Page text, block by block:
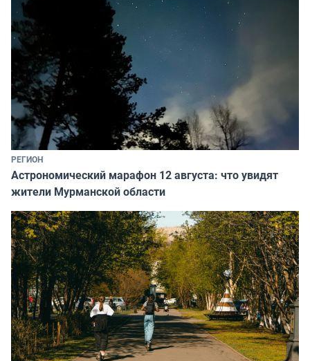
РЕГИОН
Астрономический марафон 12 августа: что увидят
жители Мурманской области